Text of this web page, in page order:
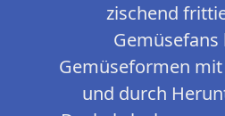
zischend
Gemüseformen
und durch